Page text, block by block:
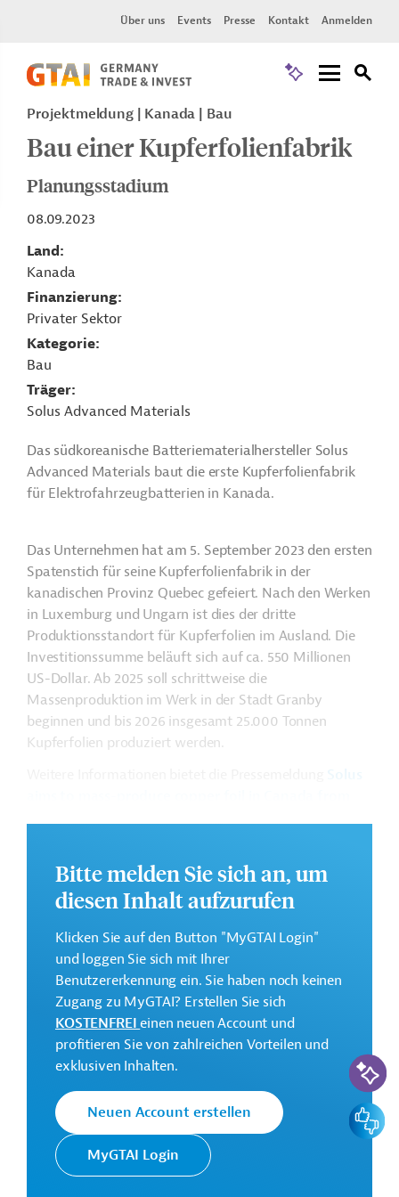
Über uns Events Presse Kontakt Anmelden
Projektmeldung Kanada Bau
Bau einer Kupferfolienfabrik
Planungsstadium
08.09.2023
Land
Kanada
Finanzierung
Privater Sektor
Kategorie
Bau
Träger
Solus Advanced Materials
Das südkoreanische Batteriematerialhersteller Solus
Advanced Materials baut die erste Kupferfolienfabrik
für Elektrofahrzeugbatterien in Kanada.
Das Unternehmen hat am 5. September 2023 den ersten
Spatenstich für seine Kupferfolienfabrik in der
kanadischen Provinz Quebec gefeiert. Nach den Werken
in Luxemburg und Ungarn ist dies der dritte
Produktionsstandort für Kupferfolien im Ausland. Die
Investitionssumme beläuft sich auf ca. 550 Millionen
US-Dollar. Ab 2025 soll schrittweise die
Massenproduktion im Werk in der Stadt Granby
beginnen und bis 2026 insgesamt 25.000 Tonnen
Kupferfolien produziert werden.
Investitionssumme:
550 Millionen US-Dollar
Kontaktadresse
Solus Advanced Materials
Kanada Bau
Bau, übergreifend
Kfz-Teile, Zulieferindustrie
Bitte melden Sie sich an, um
diesen Inhalt aufzurufen
Klicken Sie auf den Button "MyGTAI Login"
und loggen Sie sich mit Ihrer
Benutzererkennung ein. Sie haben noch keinen
Zugang zu MyGTAI? Erstellen Sie sich
KOSTENFREIeinen neuen Account und
profitieren Sie von zahlreichen Vorteilen und
exklusiven Inhalten.
Neuen Account erstellen
MyGTAI Login
KI-